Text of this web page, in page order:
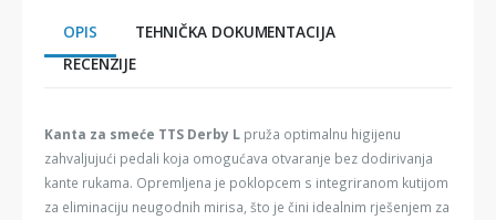
OPIS
TEHNIČKA DOKUMENTACIJA
RECENZIJE
Kanta za smeće TTS Derby L pruža optimalnu higijenu
zahvaljujući pedali koja omogućava otvaranje bez dodirivanja
kante rukama. Opremljena je poklopcem s integriranom kutijom
za eliminaciju neugodnih mirisa, što je čini idealnim rješenjem za